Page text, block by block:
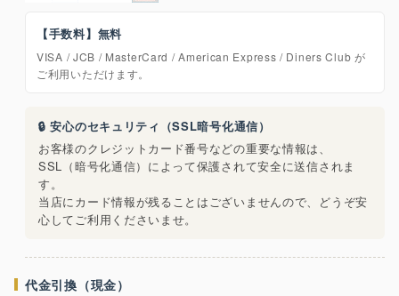
【手数料】無料
VISA / JCB / MasterCard / American Express / Diners Club が
ご利用いただけます。
🔒 安心のセキュリティ（SSL暗号化通信）
お客様のクレジットカード番号などの重要な情報は、
SSL（暗号化通信）によって保護されて安全に送信されま
す。
当店にカード情報が残ることはございませんので、どうぞ安
心してご利用くださいませ。
代金引換（現金）